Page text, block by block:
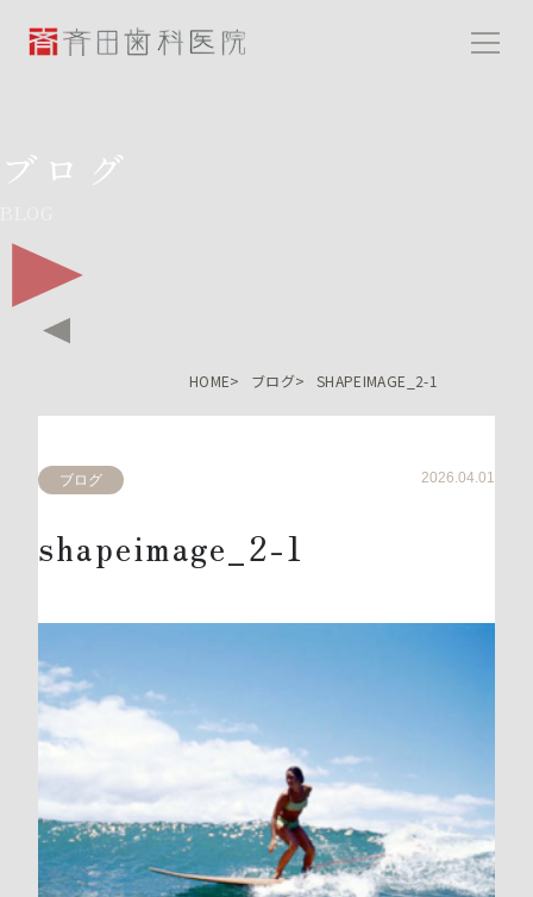
斉田歯科医院
ブログ
HOME ブログ SHAPEIMAGE_2-1
ブログ 2026.04.01
shapeimage_2-1